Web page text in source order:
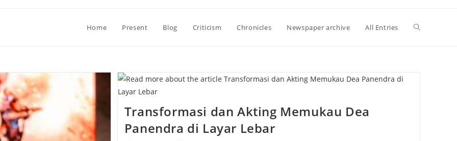
Home Present Blog Criticism Chronicles Newspaper archive All Entries Toggle
Transformasi dan Akting Memukau Dea
Panendra di Layar Lebar